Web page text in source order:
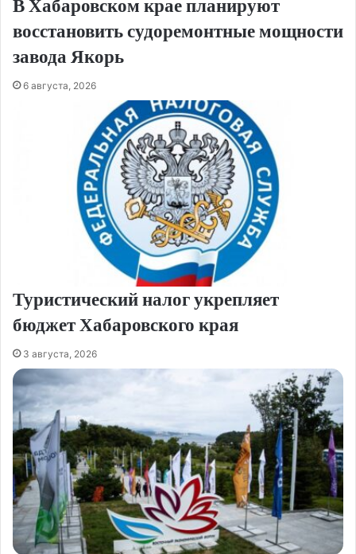
В Хабаровском крае планируют
восстановить судоремонтные мощности
завода Якорь
6 августа, 2026
Туристический налог укрепляет
бюджет Хабаровского края
3 августа, 2026